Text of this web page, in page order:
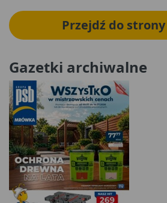
Przejdź do
Gazetki archiwalne